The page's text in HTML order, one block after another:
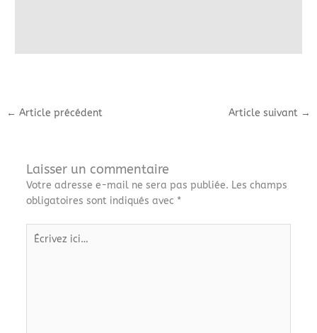
← Article précédent Article suivant →
Laisser un commentaire
Votre adresse e-mail ne sera pas publiée. Les champs
obligatoires sont indiqués avec *
Écrivez
ici…